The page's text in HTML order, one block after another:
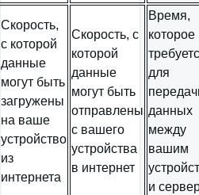
Скорость,
с которой
данные
могут быть
загружены
на ваше
устройство
из
интернета
Скорость, с
которой
данные
могут быть
отправлены
с вашего
устройства
в интернет
Время,
которое
для
данных
между
вашим
и